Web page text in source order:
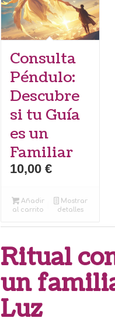
Consulta
Péndulo:
Descubre
si tu Guía
es un
Familiar
10,00 €
Añadir
al carrito
Mostrar
detalles
Ritual
un
Luz